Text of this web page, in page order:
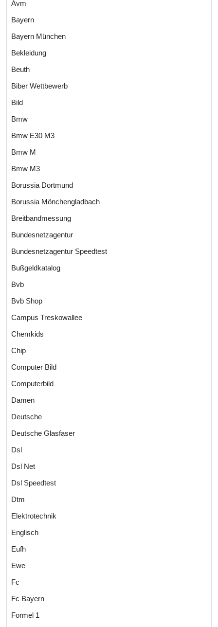
Avm
Bayern
Bayern München
Bekleidung
Beuth
Biber Wettbewerb
Bild
Bmw
Bmw E30 M3
Bmw M
Bmw M3
Borussia Dortmund
Borussia Mönchengladbach
Breitbandmessung
Bundesnetzagentur
Bundesnetzagentur Speedtest
Bußgeldkatalog
Bvb
Bvb Shop
Campus Treskowallee
Chemkids
Chip
Computer Bild
Computerbild
Damen
Deutsche
Deutsche Glasfaser
Dsl
Dsl Net
Dsl Speedtest
Dtm
Elektrotechnik
Englisch
Eufh
Ewe
Fc
Fc Bayern
Formel 1